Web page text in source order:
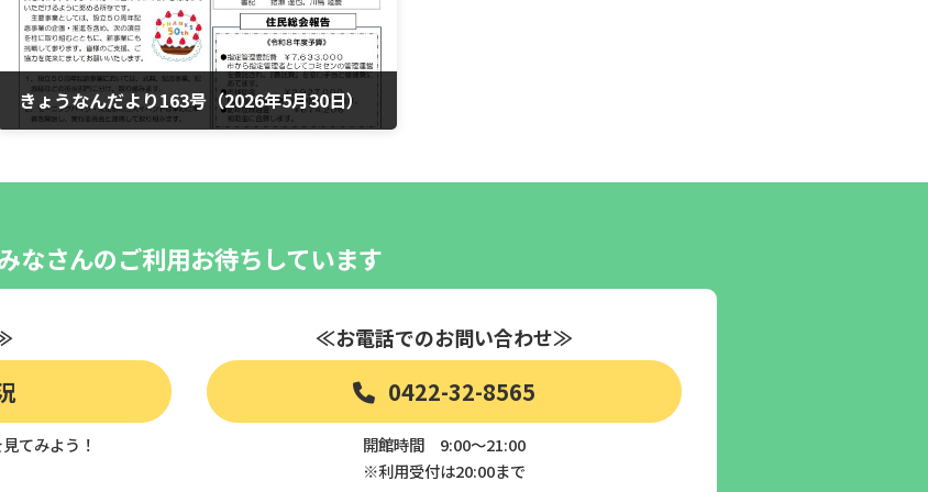
きょうなんだより163号（2026年5月30日）
なさんのご利用お待ちしています
てみよう！
≪お電話でのお問い合わせ≫
0422-32-8565
開館時間 9:00～21:00
※利用受付は20:00まで